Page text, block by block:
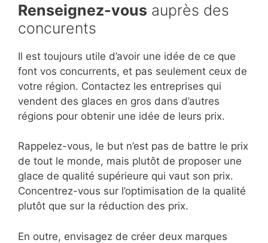
Renseignez-vous auprès des
concurents
Il est toujours utile d’avoir une idée de ce que
font vos concurrents, et pas seulement ceux de
votre région. Contactez les entreprises qui
vendent des glaces en gros dans d’autres
régions pour obtenir une idée de leurs prix.
Rappelez-vous, le but n’est pas de battre le prix
de tout le monde, mais plutôt de proposer une
glace de qualité supérieure qui vaut son prix.
Concentrez-vous sur l’optimisation de la qualité
plutôt que sur la réduction des prix.
En outre, envisagez de créer deux marques